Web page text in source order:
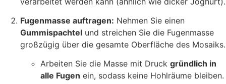
Fugenmasse auftragen: Nehmen Sie einen
Gummispachtel und streichen Sie die Fugenmasse
großzügig über die gesamte Oberfläche des Mosaiks.
Arbeiten Sie die Masse mit Druck gründlich in
alle Fugen ein, sodass keine Hohlräume bleiben.